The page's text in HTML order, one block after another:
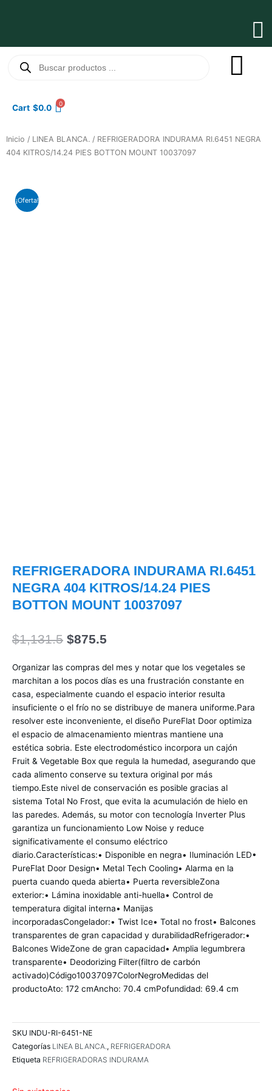
productos
Cart $0.0 0
Inicio / LINEA BLANCA. / REFRIGERADORA INDURAMA RI.6451 NEGRA
404 KITROS/14.24 PIES BOTTON MOUNT 10037097
¡Oferta!
REFRIGERADORA INDURAMA RI.6451
NEGRA 404 KITROS/14.24 PIES
BOTTON MOUNT 10037097
$1,131.5 El
original
era:
$1,131.5.
$875.5
actual
es:
$875.5.
Organizar las compras del mes y notar que los vegetales se
marchitan a los pocos días es una frustración constante en
casa, especialmente cuando el espacio interior resulta
insuficiente o el frío no se distribuye de manera uniforme.Para
resolver este inconveniente, el diseño PureFlat Door optimiza
el espacio de almacenamiento mientras mantiene una
estética sobria. Este electrodoméstico incorpora un cajón
Fruit & Vegetable Box que regula la humedad, asegurando que
cada alimento conserve su textura original por más
tiempo.Este nivel de conservación es posible gracias al
sistema Total No Frost, que evita la acumulación de hielo en
las paredes. Además, su motor con tecnología Inverter Plus
garantiza un funcionamiento Low Noise y reduce
significativamente el consumo eléctrico
diario.Características:• Disponible en negra• Iluminación LED•
PureFlat Door Design• Metal Tech Cooling• Alarma en la
puerta cuando queda abierta• Puerta reversibleZona
exterior:• Lámina inoxidable anti-huella• Control de
temperatura digital interna• Manijas
incorporadasCongelador:• Twist Ice• Total no frost• Balcones
transparentes de gran capacidad y durabilidadRefrigerador:•
Balcones WideZone de gran capacidad• Amplia legumbrera
transparente• Deodorizing Filter(filtro de carbón
activado)Código10037097ColorNegroMedidas del
productoAto: 172 cmAncho: 70.4 cmPofundidad: 69.4 cm
SKU INDU-RI-6451-NE
Categorías LINEA BLANCA., REFRIGERADORA
Etiqueta REFRIGERADORAS INDURAMA